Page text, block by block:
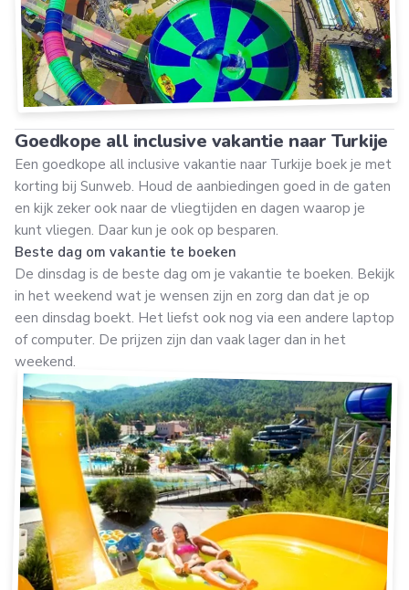
Goedkope all inclusive vakantie naar Turkije
Een goedkope all inclusive vakantie naar Turkije boek je met
korting bij Sunweb. Houd de aanbiedingen goed in de gaten
en kijk zeker ook naar de vliegtijden en dagen waarop je
kunt vliegen. Daar kun je ook op besparen.
Beste dag om vakantie te boeken
De dinsdag is de beste dag om je vakantie te boeken. Bekijk
in het weekend wat je wensen zijn en zorg dan dat je op
een dinsdag boekt. Het liefst ook nog via een andere laptop
of computer. De prijzen zijn dan vaak lager dan in het
weekend.